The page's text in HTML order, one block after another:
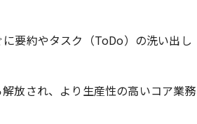
要約やタスク（ToDo）の洗い出し
放され、より生産性の高いコア業務